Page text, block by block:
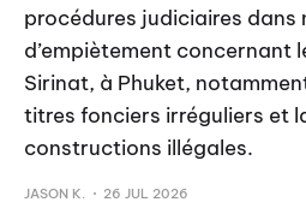
procédures judiciaires dans
d’empiètement concernant
Sirinat, à Phuket,
titres fonciers irréguliers et
constructions illégales.
JASON K. 26 JUL 2026